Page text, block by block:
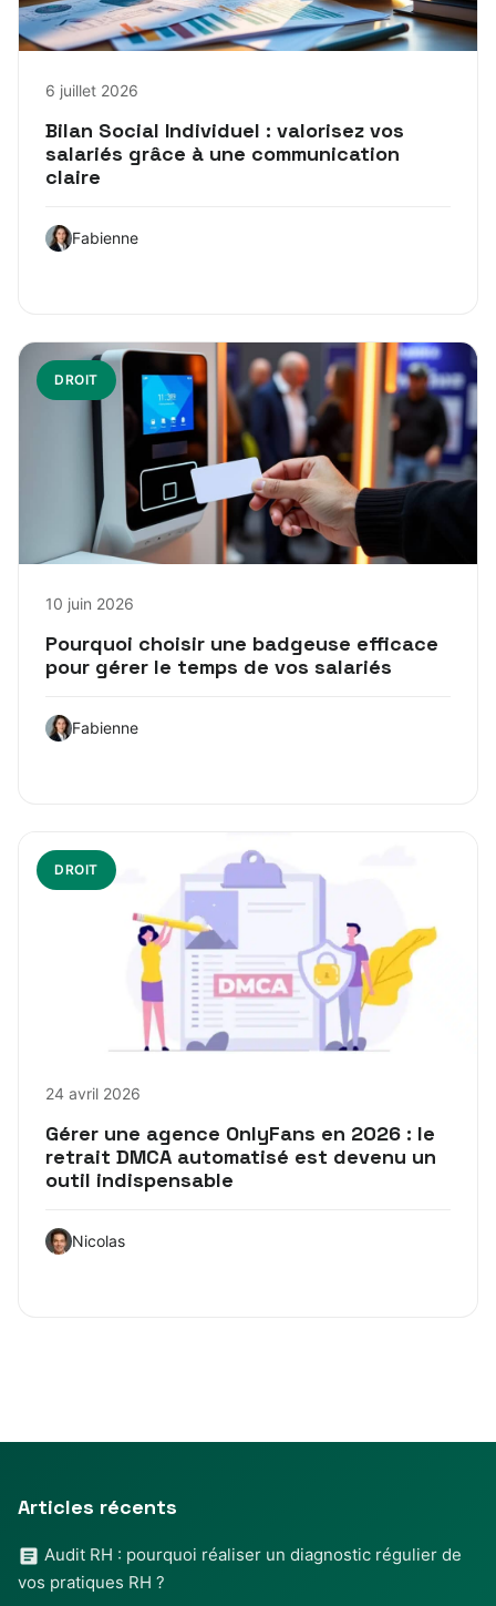
6 juillet 2026
Bilan Social Individuel : valorisez vos
salariés grâce à une communication
claire
Fabienne
DROIT
10 juin 2026
Pourquoi choisir une badgeuse efficace
pour gérer le temps de vos salariés
Fabienne
DROIT
24 avril 2026
Gérer une agence OnlyFans en 2026 : le
retrait DMCA automatisé est devenu un
outil indispensable
Nicolas
Articles récents
Audit RH : pourquoi réaliser un diagnostic régulier de
vos pratiques RH ?